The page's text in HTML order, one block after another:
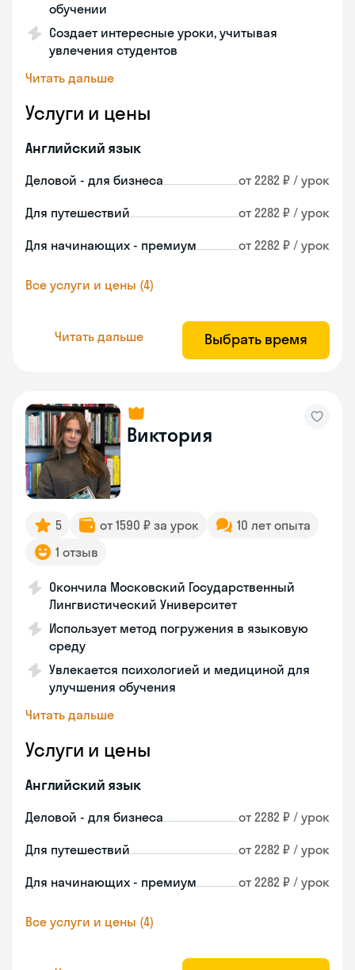
обучении
Создает интересные уроки, учитывая
увлечения студентов
Читать дальше
Услуги и цены
Английский язык
Деловой - для бизнеса от 2282 ₽ / урок
Для путешествий от 2282 ₽ / урок
Для начинающих - премиум от 2282 ₽ / урок
Все услуги и цены (4)
Читать дальше Выбрать время
Виктория
5 от 1590 ₽ за урок
10 лет опыта
1 отзыв
Окончила Московский Государственный
Лингвистический Университет
Использует метод погружения в языковую
среду
Увлекается психологией и медициной для
улучшения обучения
Читать дальше
Услуги и цены
Английский язык
Деловой - для бизнеса от 2282 ₽ / урок
Для путешествий от 2282 ₽ / урок
Для начинающих - премиум от 2282 ₽ / урок
Все услуги и цены (4)